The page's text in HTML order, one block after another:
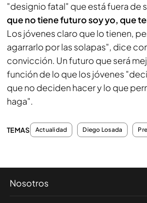
"designio fatal" que está fuera de
que no tiene futuro soy yo, que
Los jóvenes claro que lo tienen,
agarrarlo por las solapas", dice
convicción. Un futuro que será
función de lo que los jóvenes
que no deciden hacer y lo que
haga".
TEMAS Actualidad Diego Losada
Nosotros